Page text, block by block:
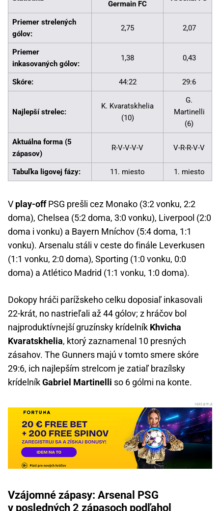
Germain FC
Priemer strelených
gólov:
2,75 2,07
Priemer
inkasovaných gólov:
1,38 0,43
Skóre: 44:22 29:6
Najlepší strelec:
K. Kvaratskhelia
(10)
G.
Martinelli
(6)
Aktuálna forma (5
zápasov)
R-V-V-V-V V-R-R-V-V
Tabuľka ligovej fázy: 11. miesto 1. miesto
V play-offPSG prešli cez Monako (3:2 vonku, 2:2
doma), Chelsea (5:2 doma, 3:0 vonku), Liverpool (2:0
doma i vonku) a Bayern Mníchov (5:4 doma, 1:1
vonku). Arsenalu stáli v ceste do finále Leverkusen
(1:1 vonku, 2:0 doma), Sporting (1:0 vonku, 0:0
doma) a Atlético Madrid (1:1 vonku, 1:0 doma).
Dokopy hráči parížskeho celku doposiaľ inkasovali
22-krát, no nastrieľali až 44 gólov; z hráčov bol
najproduktívnejší gruzínsky krídelník Khvicha
Kvaratskhelia, ktorý zaznamenal 10 presných
zásahov. The Gunners majú v tomto smere skóre
29:6, ich najlepším strelcom je zatiaľ brazílsky
krídelníkGabriel Martinelli so 6 gólmi na konte.
Vzájomné zápasy: Arsenal PSG
v posledných 2 zápasoch podľahol